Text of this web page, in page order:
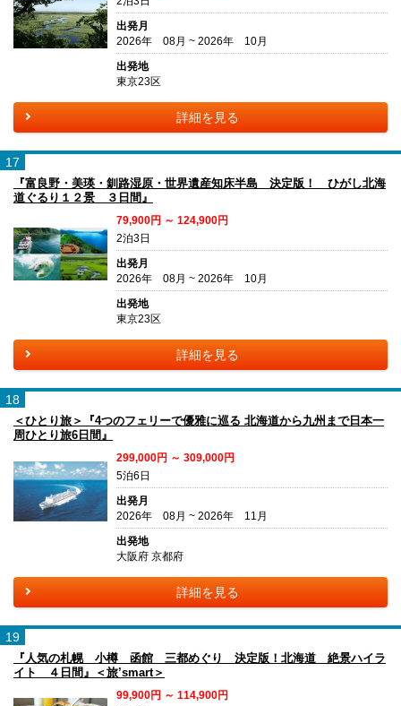
出発月
2026年 08月 ~ 2026年 10月
出発地
東京23区
詳細を見る
17
『富良野・美瑛・釧路湿原・世界遺産知床半島 決定版！ ひがし北海
道ぐるり１２景 ３日間』
79,900円 ～ 124,900円
2泊3日
出発月
2026年 08月 ~ 2026年 10月
出発地
東京23区
詳細を見る
18
＜ひとり旅＞『4つのフェリーで優雅に巡る 北海道から九州まで日本一
周ひとり旅6日間』
299,000円 ～ 309,000円
5泊6日
出発月
2026年 08月 ~ 2026年 11月
出発地
大阪府 京都府
詳細を見る
19
『人気の札幌 小樽 函館 三都めぐり 決定版！北海道 絶景ハイラ
イト ４日間』＜旅’smart＞
99,900円 ～ 114,900円